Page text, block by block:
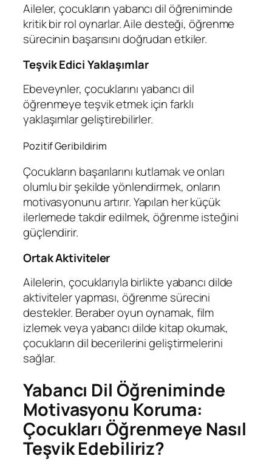
Aileler, çocukların yabancı dil öğreniminde
kritik bir rol oynarlar. Aile desteği, öğrenme
sürecinin başarısını doğrudan etkiler.
Teşvik Edici Yaklaşımlar
Ebeveynler, çocuklarını yabancı dil
öğrenmeye teşvik etmek için farklı
yaklaşımlar geliştirebilirler.
Pozitif Geribildirim
Çocukların başarılarını kutlamak ve onları
olumlu bir şekilde yönlendirmek, onların
motivasyonunu artırır. Yapılan her küçük
ilerlemede takdir edilmek, öğrenme isteğini
güçlendirir.
Ortak Aktiviteler
Ailelerin, çocuklarıyla birlikte yabancı dilde
aktiviteler yapması, öğrenme sürecini
destekler. Beraber oyun oynamak, film
izlemek veya yabancı dilde kitap okumak,
çocukların dil becerilerini geliştirmelerini
sağlar.
Yabancı Dil Öğreniminde
Motivasyonu Koruma:
Çocukları Öğrenmeye Nasıl
Teşvik Edebiliriz?